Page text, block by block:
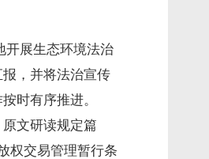
开展生态环境法治
，并将法治宣传
时有序推进。
文研读规定篇
权交易管理暂行条